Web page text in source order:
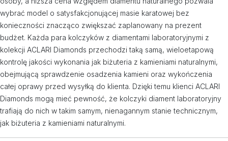
wybrać model o satysfakcjonującej masie karatowej bez
konieczności znacząco zwiększać zaplanowany na prezent
budżet. Każda para kolczyków z diamentami laboratoryjnymi z
kolekcji ACLARI Diamonds przechodzi taką samą, wieloetapową
kontrolę jakości wykonania jak biżuteria z kamieniami naturalnymi,
obejmującą sprawdzenie osadzenia kamieni oraz wykończenia
całej oprawy przed wysyłką do klienta. Dzięki temu klienci ACLARI
Diamonds mogą mieć pewność, że kolczyki diament laboratoryjny
trafiają do nich w takim samym, nienagannym stanie technicznym,
jak biżuteria z kamieniami naturalnymi.